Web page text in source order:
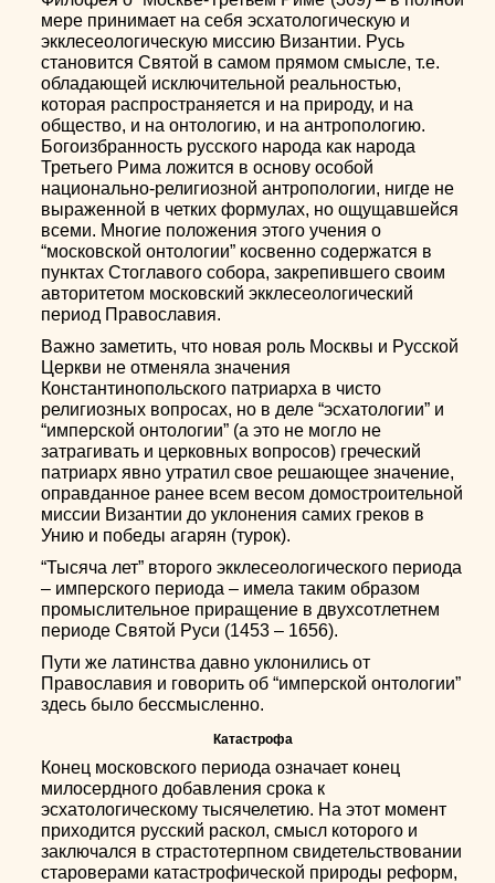
мере принимает на себя эсхатологическую и
экклесеологическую миссию Византии. Русь
становится Святой в самом прямом смысле, т.е.
обладающей исключительной реальностью,
которая распространяется и на природу, и на
общество, и на онтологию, и на антропологию.
Богоизбранность русского народа как народа
Третьего Рима ложится в основу особой
национально-религиозной антропологии, нигде не
выраженной в четких формулах, но ощущавшейся
всеми. Многие положения этого учения о
“московской онтологии” косвенно содержатся в
пунктах Стоглавого собора, закрепившего своим
авторитетом московский экклесеологический
период Православия.
Важно заметить, что новая роль Москвы и Русской
Церкви не отменяла значения
Константинопольского патриарха в чисто
религиозных вопросах, но в деле “эсхатологии” и
“имперской онтологии” (а это не могло не
затрагивать и церковных вопросов) греческий
патриарх явно утратил свое решающее значение,
оправданное ранее всем весом домостроительной
миссии Византии до уклонения самих греков в
Унию и победы агарян (турок).
“Тысяча лет” второго экклесеологического периода
– имперского периода – имела таким образом
промыслительное приращение в двухсотлетнем
периоде Святой Руси (1453 – 1656).
Пути же латинства давно уклонились от
Православия и говорить об “имперской онтологии”
здесь было бессмысленно.
Катастрофа
Конец московского периода означает конец
милосердного добавления срока к
эсхатологическому тысячелетию. На этот момент
приходится русский раскол, смысл которого и
заключался в страстотерпном свидетельствовании
староверами катастрофической природы реформ,